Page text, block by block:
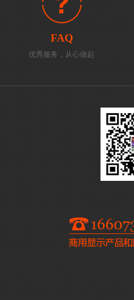
FAQ
优秀服务，从心做起